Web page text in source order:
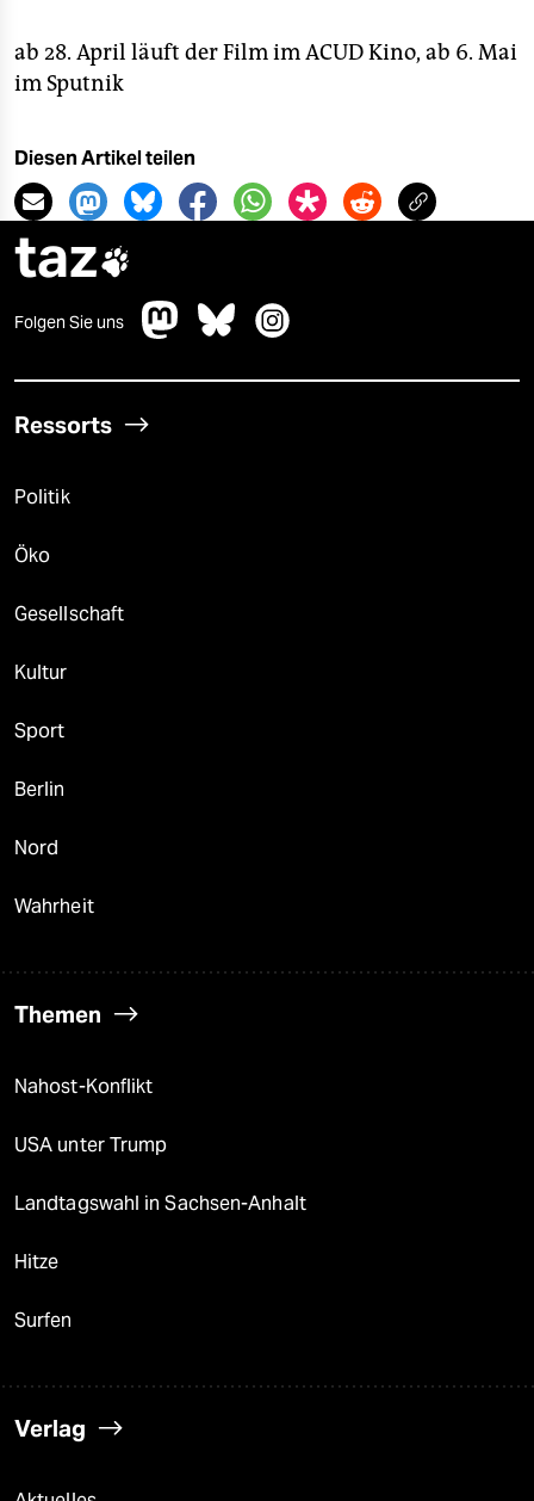
ab 28. April läuft der Film im ACUD Kino, ab 6. Mai
im Sputnik
Diesen Artikel teilen
taz
Folgen Sie uns
Ressorts
Politik
Öko
Gesellschaft
Kultur
Sport
Berlin
Nord
Wahrheit
Themen
Nahost-Konflikt
USA unter Trump
Landtagswahl in Sachsen-Anhalt
Hitze
Surfen
Verlag